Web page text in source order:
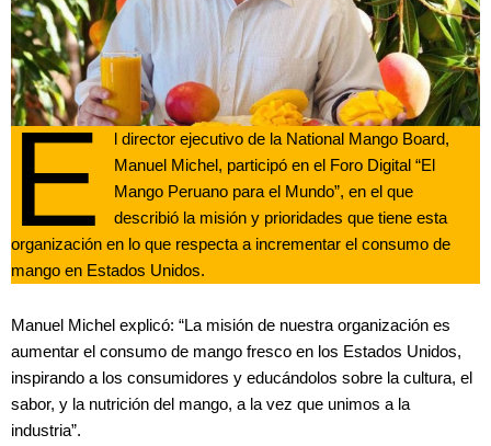
E
l director ejecutivo de la National Mango Board,
Manuel Michel, participó en el Foro Digital “El
Mango Peruano para el Mundo”, en el que
describió la misión y prioridades que tiene esta
organización en lo que respecta a incrementar el consumo de
mango en Estados Unidos.
Manuel Michel explicó: “La misión de nuestra organización es
aumentar el consumo de mango fresco en los Estados Unidos,
inspirando a los consumidores y educándolos sobre la cultura, el
sabor, y la nutrición del mango, a la vez que unimos a la
industria”.